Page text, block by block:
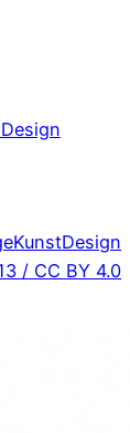
KunstDesign
/ CC BY 4.0